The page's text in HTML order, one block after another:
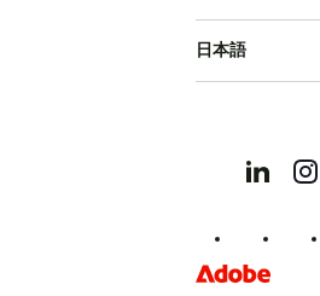
日本語